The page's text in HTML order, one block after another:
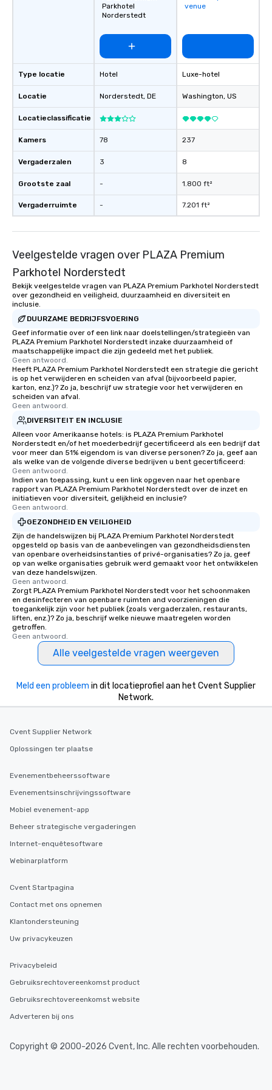
Type locatie
Locatie
Locatieclassificatie
Kamers
Vergaderzalen
Grootste zaal
Vergaderruimte
Parkhotel
Norderstedt
Hotel
Norderstedt, DE
78
3
-
-
venue
Luxe-hotel
Washington, US
237
8
1.800 ft²
7.201 ft²
Veelgestelde vragen over PLAZA Premium
Parkhotel Norderstedt
Bekijk veelgestelde vragen van PLAZA Premium Parkhotel Norderstedt
over gezondheid en veiligheid, duurzaamheid en diversiteit en
inclusie.
DUURZAME BEDRIJFSVOERING
Geef informatie over of een link naar doelstellingen/strategieën van
PLAZA Premium Parkhotel Norderstedt inzake duurzaamheid of
maatschappelijke impact die zijn gedeeld met het publiek.
Geen antwoord.
Heeft PLAZA Premium Parkhotel Norderstedt een strategie die gericht
is op het verwijderen en scheiden van afval (bijvoorbeeld papier,
karton, enz.)? Zo ja, beschrijf uw strategie voor het verwijderen en
scheiden van afval.
Geen antwoord.
DIVERSITEIT EN INCLUSIE
Alleen voor Amerikaanse hotels: is PLAZA Premium Parkhotel
Norderstedt en/of het moederbedrijf gecertificeerd als een bedrijf dat
voor meer dan 51% eigendom is van diverse personen? Zo ja, geef aan
als welke van de volgende diverse bedrijven u bent gecertificeerd:
Geen antwoord.
Indien van toepassing, kunt u een link opgeven naar het openbare
rapport van PLAZA Premium Parkhotel Norderstedt over de inzet en
initiatieven voor diversiteit, gelijkheid en inclusie?
Geen antwoord.
GEZONDHEID EN VEILIGHEID
Zijn de handelswijzen bij PLAZA Premium Parkhotel Norderstedt
opgesteld op basis van de aanbevelingen van gezondheidsdiensten
van openbare overheidsinstanties of privé-organisaties? Zo ja, geef
op van welke organisaties gebruik werd gemaakt voor het ontwikkelen
van deze handelswijzen.
Geen antwoord.
Zorgt PLAZA Premium Parkhotel Norderstedt voor het schoonmaken
en desinfecteren van openbare ruimten and voorzieningen die
toegankelijk zijn voor het publiek (zoals vergaderzalen, restaurants,
liften, enz.)? Zo ja, beschrijf welke nieuwe maatregelen worden
getroffen.
Geen antwoord.
Alle veelgestelde vragen weergeven
Meld een probleem in dit locatieprofiel aan het Cvent Supplier
Network.
Cvent Supplier Network
Oplossingen ter plaatse
Evenementbeheerssoftware
Evenementsinschrijvingssoftware
Mobiel evenement-app
Beheer strategische vergaderingen
Internet-enquêtesoftware
Webinarplatform
Cvent Startpagina
Contact met ons opnemen
Klantondersteuning
Uw privacykeuzen
Privacybeleid
Gebruiksrechtovereenkomst product
Gebruiksrechtovereenkomst website
Adverteren bij ons
Copyright © 2000-2026 Cvent, Inc. Alle rechten voorbehouden.